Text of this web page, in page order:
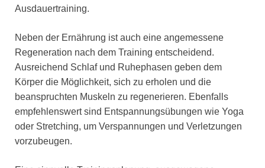
Ausdauertraining.
Neben der Ernährung ist auch eine angemessene
Regeneration nach dem Training entscheidend.
Ausreichend Schlaf und Ruhephasen geben dem
Körper die Möglichkeit, sich zu erholen und die
beanspruchten Muskeln zu regenerieren. Ebenfalls
empfehlenswert sind Entspannungsübungen wie Yoga
oder Stretching, um Verspannungen und Verletzungen
vorzubeugen.